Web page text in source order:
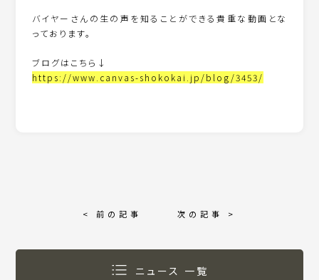
バイヤーさんの生の声を知ることができる貴重な動画とな
っております。
ブログはこちら↓
https://www.canvas-shokokai.jp/blog/3453/
< 前の記事 次の記事 >
ニュース 一覧